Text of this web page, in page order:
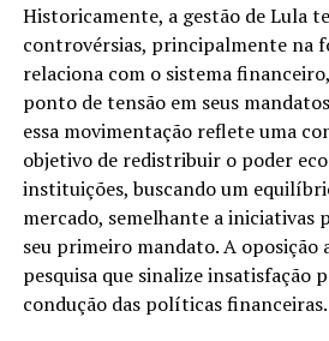
Historicamente, a gestão de Lula
controvérsias, principalmente na
relaciona com o sistema
ponto de tensão em seus
essa movimentação reflete uma
objetivo de redistribuir o poder
instituições, buscando um
mercado, semelhante a iniciativas
seu primeiro mandato. A oposição
pesquisa que sinalize insatisfação
condução das políticas financeiras.